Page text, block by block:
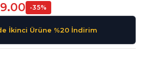
-35%
İkinci Ürüne %20 İndirim